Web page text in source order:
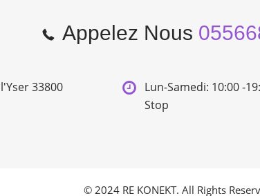
Appelez Nous
33800
Lun-Samedi: 10:00 -
Stop
© 2024 RE KONEKT. All Rights